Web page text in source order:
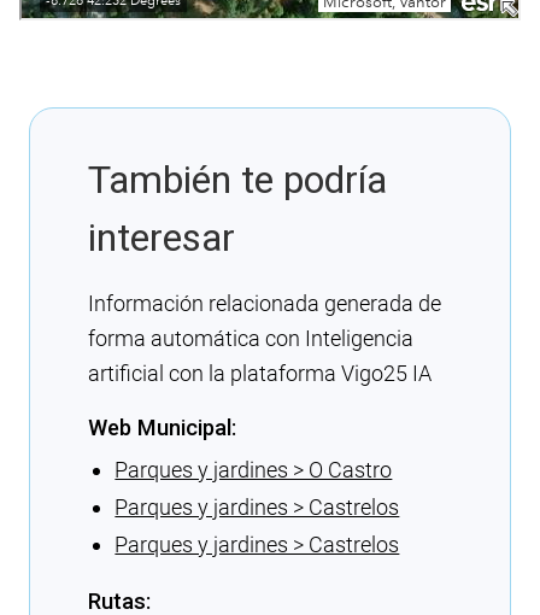
También te podría
interesar
Información relacionada generada de
forma automática con Inteligencia
artificial con la plataforma Vigo25 IA
Web Municipal:
Parques y jardines > O Castro
Parques y jardines > Castrelos
Parques y jardines > Castrelos
Rutas: